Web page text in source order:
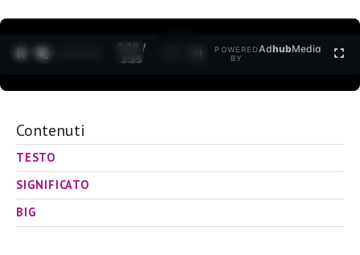
0:30 /
3:35
POWERED
BY
AdhubMedia
Contenuti
TESTO
SIGNIFICATO
BIG